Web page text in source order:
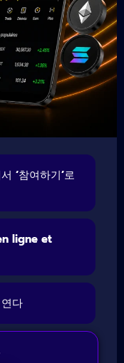
‘참여하기’로
ligne et
다